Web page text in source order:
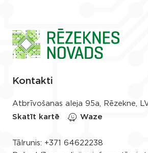
Kontakti
Atbrīvošanas aleja 95a, Rēzekne,
Skatīt kartē
Waze
Tālrunis: +371 64622238